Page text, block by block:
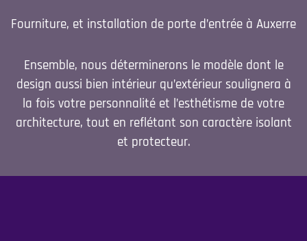
Fourniture, et installation de porte d’entrée à Auxerre
Ensemble, nous déterminerons le modèle dont le
design aussi bien intérieur qu’extérieur soulignera à
la fois votre personnalité et l’esthétisme de votre
architecture, tout en reflétant son caractère isolant
et protecteur.